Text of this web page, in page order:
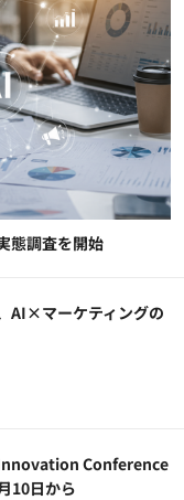
態調査を開始
AI×マーケティングの
Conference
10日から